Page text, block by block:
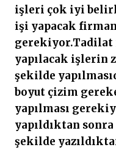
işleri çok iyi
işi yapacak
gerekiyor.Tadilat
yapılacak işlerin
şekilde
boyut çizim
yapılması
yapıldıktan
şekilde